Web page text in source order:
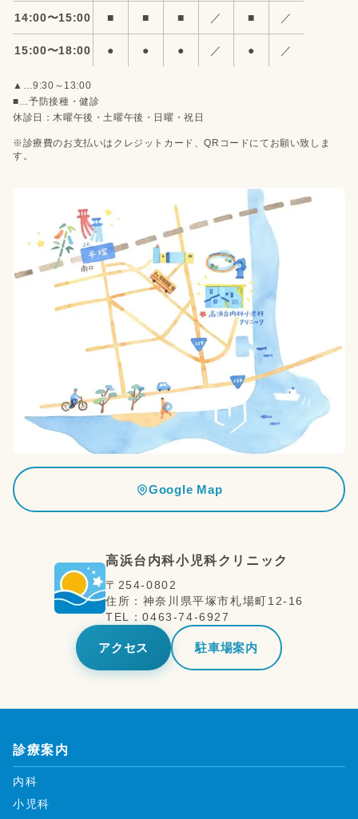
14:00〜15:00 ■ ■ ■ ／ ■ ／
15:00〜18:00 ● ● ● ／ ● ／
▲…9:30～13:00
■…予防接種・健診
休診日：木曜午後・土曜午後・日曜・祝日
※診療費のお支払いはクレジットカード、QRコードにてお願い致しま
す。
Google Map
高浜台内科小児科クリニック
〒 254-0802
住所： 神奈川県平塚市札場町12-16
TEL：0463-74-6927
アクセス 駐車場案内
診療案内
内科
小児科